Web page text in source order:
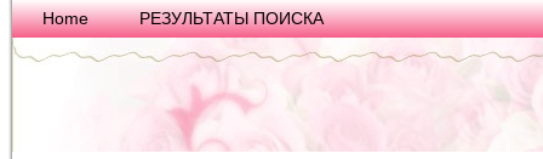
Home РЕЗУЛЬТАТЫ ПОИСКА